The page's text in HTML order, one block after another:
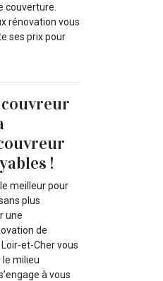
couverture.
rénovation vous
ses prix pour
!
meilleur pour
plus
une
de
et-Cher vous
milieu
à vous